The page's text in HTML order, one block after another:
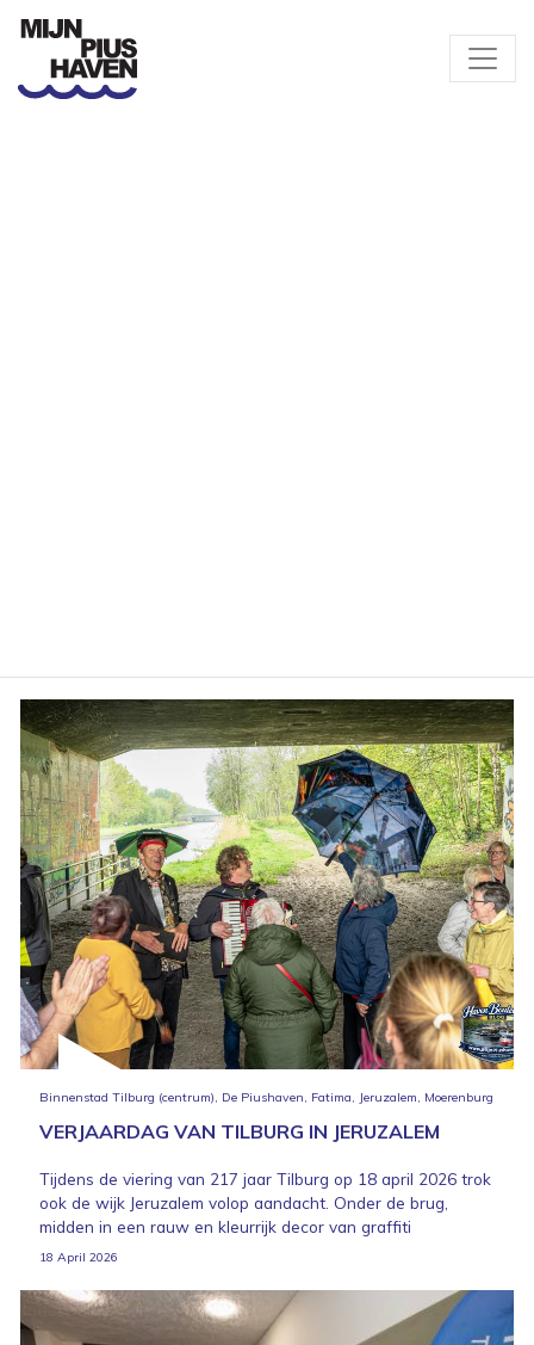
Binnenstad Tilburg (centrum), De Piushaven, Fatima, Jeruzalem, Moerenburg
VERJAARDAG VAN TILBURG IN JERUZALEM
Tijdens de viering van 217 jaar Tilburg op 18 april 2026 trok
ook de wijk Jeruzalem volop aandacht. Onder de brug,
midden in een rauw en kleurrijk decor van graffiti
18 April 2026